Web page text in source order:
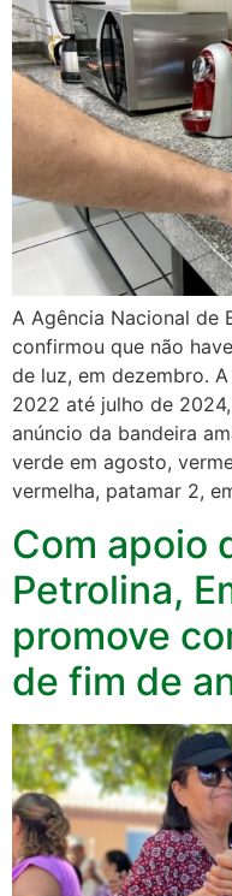
A Agência Nacional de
confirmou que não
de luz, em dezembro.
2022 até julho de
anúncio da bandeira
verde em agosto,
vermelha, patamar 2,
Com apoio
Petrolina,
promove
de fim de